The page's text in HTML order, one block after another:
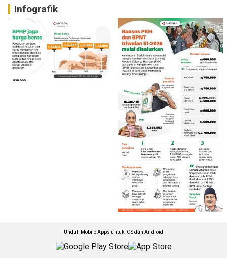
Infografik
Unduh Mobile Apps untuk iOS dan Android